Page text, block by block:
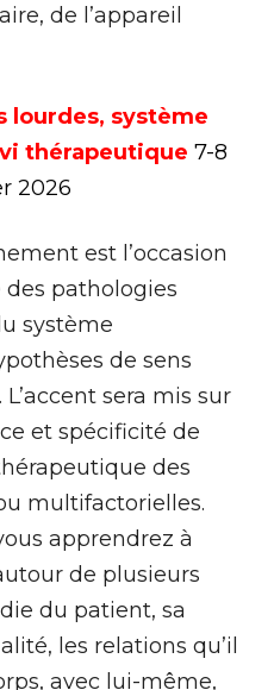
de l’appareil
lourdes, système
thérapeutique 7-8
2026
est l’occasion
des pathologies
système
de sens
sera mis sur
et spécificité de
des
multifactorielles.
apprendrez à
de plusieurs
du patient, sa
les relations qu’il
avec lui-même,